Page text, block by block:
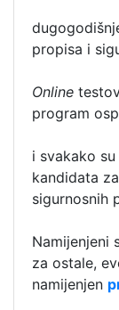
propisa i
Online
program
i svakako
kandidata
sigurnosnih
Namijenjeni
za ostale,
namijenjen